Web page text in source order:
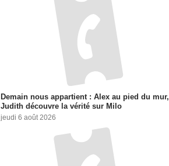
Demain nous appartient : Alex au pied du mur,
Judith découvre la vérité sur Milo
jeudi 6 août 2026